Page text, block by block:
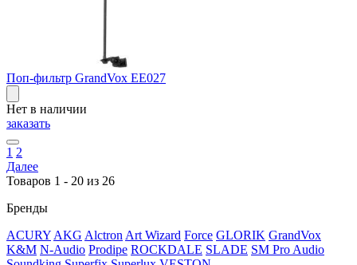
Поп-фильтр GrandVox EE027
Нет в наличии
заказать
1 2
Далее
Товаров 1 - 20 из 26
Бренды
ACURY AKG Alctron Art Wizard Force GLORIK GrandVox
K&M N-Audio Prodipe ROCKDALE SLADE SM Pro Audio